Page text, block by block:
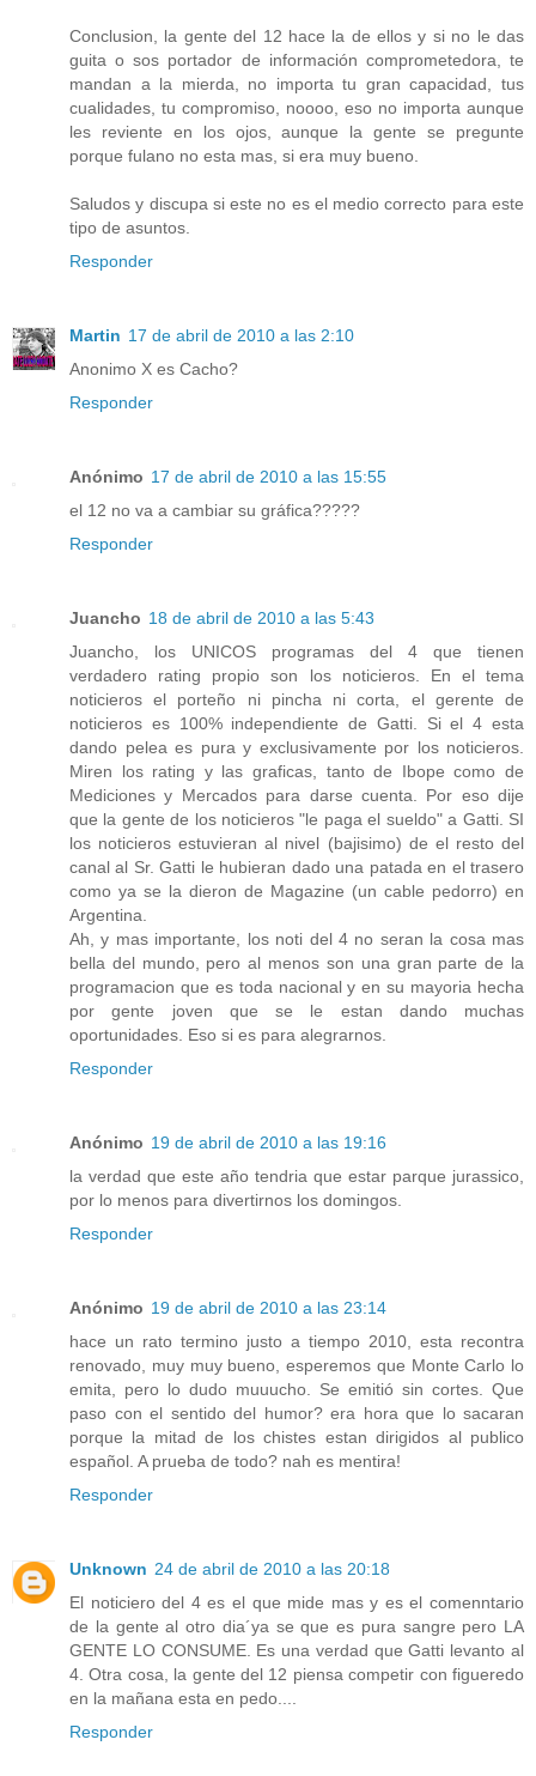
Conclusion, la gente del 12 hace la de ellos y si no le das
guita o sos portador de información comprometedora, te
mandan a la mierda, no importa tu gran capacidad, tus
cualidades, tu compromiso, noooo, eso no importa aunque
les reviente en los ojos, aunque la gente se pregunte
porque fulano no esta mas, si era muy bueno.
Saludos y discupa si este no es el medio correcto para este
tipo de asuntos.
Responder
Martin 17 de abril de 2010 a las 2:10
Anonimo X es Cacho?
Responder
Anónimo 17 de abril de 2010 a las 15:55
el 12 no va a cambiar su gráfica?????
Responder
Juancho 18 de abril de 2010 a las 5:43
Juancho, los UNICOS programas del 4 que tienen
verdadero rating propio son los noticieros. En el tema
noticieros el porteño ni pincha ni corta, el gerente de
noticieros es 100% independiente de Gatti. Si el 4 esta
dando pelea es pura y exclusivamente por los noticieros.
Miren los rating y las graficas, tanto de Ibope como de
Mediciones y Mercados para darse cuenta. Por eso dije
que la gente de los noticieros "le paga el sueldo" a Gatti. SI
los noticieros estuvieran al nivel (bajisimo) de el resto del
canal al Sr. Gatti le hubieran dado una patada en el trasero
como ya se la dieron de Magazine (un cable pedorro) en
Argentina.
Ah, y mas importante, los noti del 4 no seran la cosa mas
bella del mundo, pero al menos son una gran parte de la
programacion que es toda nacional y en su mayoria hecha
por gente joven que se le estan dando muchas
oportunidades. Eso si es para alegrarnos.
Responder
Anónimo 19 de abril de 2010 a las 19:16
la verdad que este año tendria que estar parque jurassico,
por lo menos para divertirnos los domingos.
Responder
Anónimo 19 de abril de 2010 a las 23:14
hace un rato termino justo a tiempo 2010, esta recontra
renovado, muy muy bueno, esperemos que Monte Carlo lo
emita, pero lo dudo muuucho. Se emitió sin cortes. Que
paso con el sentido del humor? era hora que lo sacaran
porque la mitad de los chistes estan dirigidos al publico
español. A prueba de todo? nah es mentira!
Responder
Unknown 24 de abril de 2010 a las 20:18
El noticiero del 4 es el que mide mas y es el comenntario
de la gente al otro dia´ya se que es pura sangre pero LA
GENTE LO CONSUME. Es una verdad que Gatti levanto al
4. Otra cosa, la gente del 12 piensa competir con figueredo
en la mañana esta en pedo....
Responder